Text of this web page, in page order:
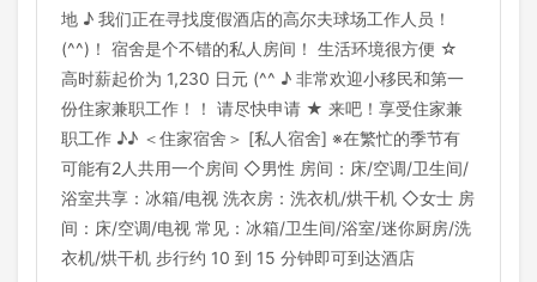
地 ♪ 我们正在寻找度假酒店的高尔夫球场工作人员！
(^^)！ 宿舍是个不错的私人房间！ 生活环境很方便 ☆
高时薪起价为 1,230 日元 (^^ ♪ 非常欢迎小移民和第一
份住家兼职工作！！ 请尽快申请 ★ 来吧！享受住家兼
职工作 ♪♪ ＜住家宿舍＞ [私人宿舍] ※在繁忙的季节有
可能有2人共用一个房间 ◇男性 房间：床/空调/卫生间/
浴室共享：冰箱/电视 洗衣房：洗衣机/烘干机 ◇女士 房
间：床/空调/电视 常见：冰箱/卫生间/浴室/迷你厨房/洗
衣机/烘干机 步行约 10 到 15 分钟即可到达酒店